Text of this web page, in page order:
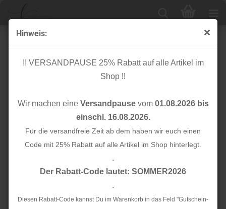
Hinweis:
!! VERSANDPAUSE 25% Rabatt auf alle Artikel im
Shop !!
Wir machen eine Versandpausevom 01.08.2026 bis
einschl. 16.08.2026.
Für die versandfreie Zeit ab dem haben wir euch einen
Code mit 25% Rabatt auf alle Artikel im Shop hinterlegt.
.
Der Rabatt-Code lautet: SOMMER2026
.
Diesen Rabatt-Code kannst Du im Warenkorb in das Feld "Gutschein-
Knopfset 9er - Karo und Punkte - blau/grün - 14 mm -
Rico Design